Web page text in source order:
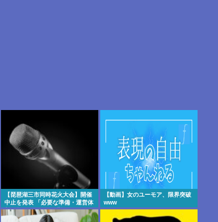
【琵琶湖三市同時花火大会】開催
中止を発表 「必要な準備・運営体
制を整えることが困難」 22日の開
催予定…3市は関与否定
【動画】女のユーモア、限界突破
www